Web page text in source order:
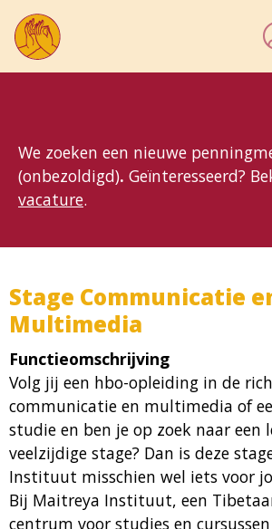
We zoeken een nieuwe
(onbezoldigd). Geïnteresseerd?
vacature.
Stage Communicatie
Multimedia
Functieomschrijving
Volg jij een hbo-opleiding in de
communicatie en multimedia of
studie en ben je op zoek naar een
veelzijdige stage? Dan is deze
Instituut misschien wel iets voor
Bij Maitreya Instituut, een
centrum voor studies en